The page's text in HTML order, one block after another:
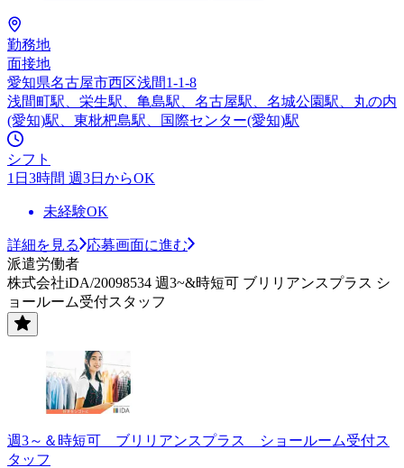
勤務地
面接地
愛知県名古屋市西区浅間1-1-8
浅間町駅、栄生駅、亀島駅、名古屋駅、名城公園駅、丸の内
(愛知)駅、東枇杷島駅、国際センター(愛知)駅
シフト
1日3時間 週3日からOK
未経験OK
詳細を見る
応募画面に進む
派遣労働者
株式会社iDA/20098534 週3~&時短可 ブリリアンスプラス シ
ョールーム受付スタッフ
週3～＆時短可 ブリリアンスプラス ショールーム受付ス
タッフ